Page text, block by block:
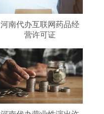
河南代办互联网药品经
营许可证